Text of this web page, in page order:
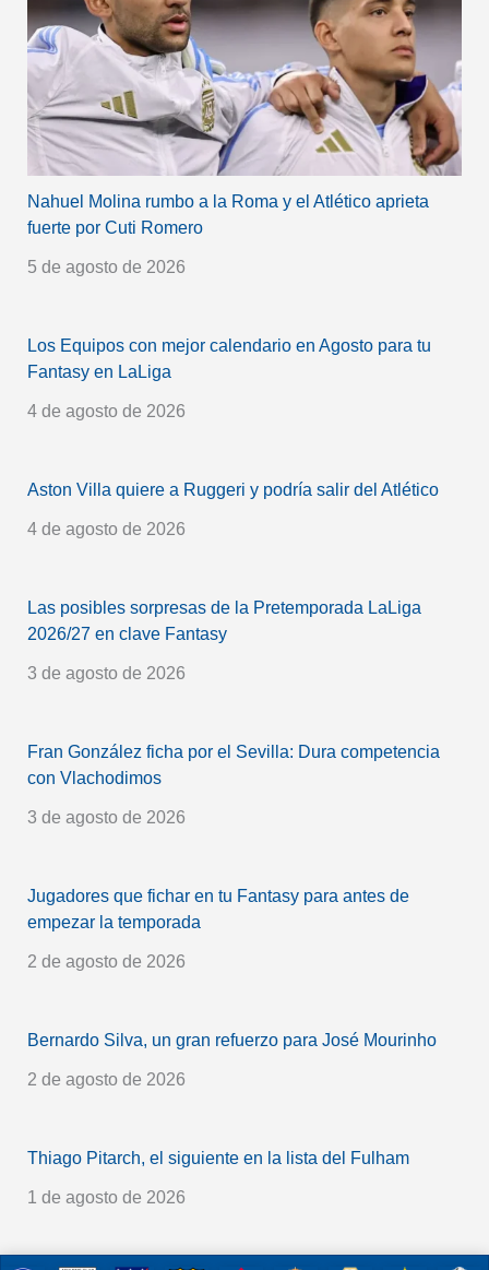
Nahuel Molina rumbo a la Roma y el Atlético aprieta
fuerte por Cuti Romero
5 de agosto de 2026
Los Equipos con mejor calendario en Agosto para tu
Fantasy en LaLiga
4 de agosto de 2026
Aston Villa quiere a Ruggeri y podría salir del Atlético
4 de agosto de 2026
Las posibles sorpresas de la Pretemporada LaLiga
2026/27 en clave Fantasy
3 de agosto de 2026
Fran González ficha por el Sevilla: Dura competencia
con Vlachodimos
3 de agosto de 2026
Jugadores que fichar en tu Fantasy para antes de
empezar la temporada
2 de agosto de 2026
Bernardo Silva, un gran refuerzo para José Mourinho
2 de agosto de 2026
Thiago Pitarch, el siguiente en la lista del Fulham
1 de agosto de 2026